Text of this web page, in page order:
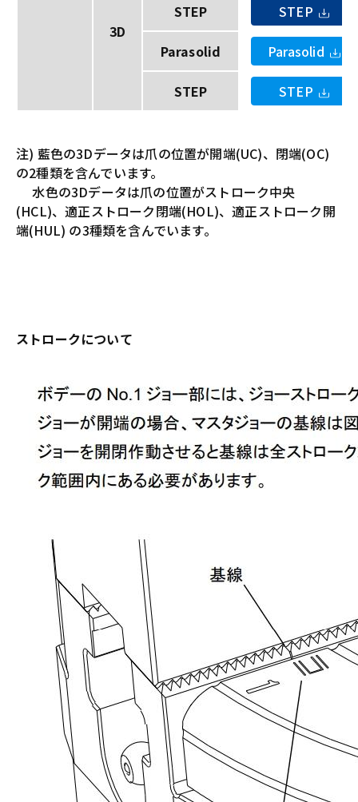
3D
STEP STEP
Parasolid Parasolid
STEP STEP
注) 藍色の3Dデータは爪の位置が開端(UC)、閉端(OC)
の2種類を含んでいます。
水色の3Dデータは爪の位置がストローク中央
(HCL)、適正ストローク閉端(HOL)、適正ストローク開
端(HUL) の3種類を含んでいます。
ストロークについて